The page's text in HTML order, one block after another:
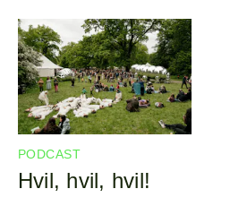
PODCAST
Hvil, hvil, hvil!